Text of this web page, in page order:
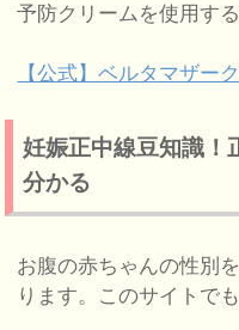
予防クリームを使用す
【公式】ベルタマザー
妊娠正中線豆知識！
分かる
お腹の赤ちゃんの性別
ります。このサイトで